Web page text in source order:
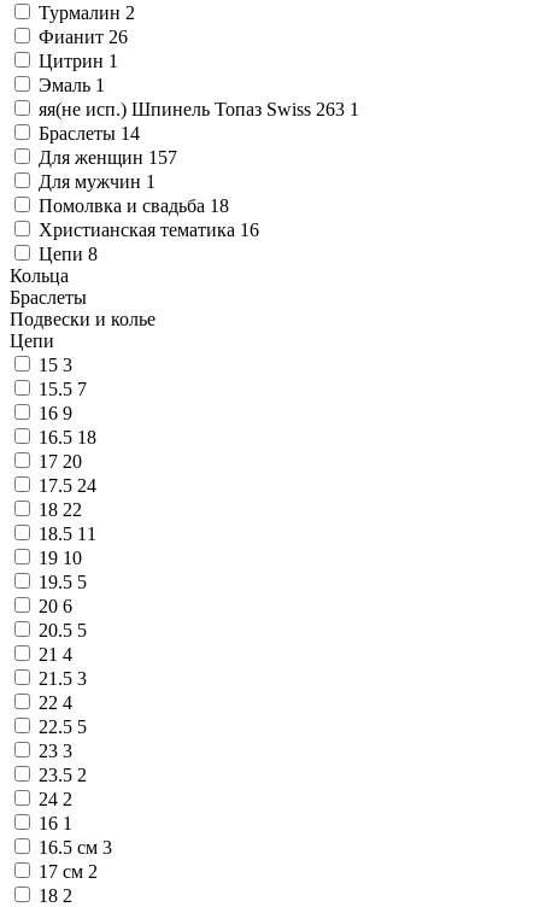
Турмалин 2
Фианит 26
Цитрин 1
Эмаль 1
яя(не исп.) Шпинель Топаз Swiss 263 1
Браслеты 14
Для женщин 157
Для мужчин 1
Помолвка и свадьба 18
Христианская тематика 16
Цепи 8
Кольца
Браслеты
Подвески и колье
Цепи
15 3
15.5 7
16 9
16.5 18
17 20
17.5 24
18 22
18.5 11
19 10
19.5 5
20 6
20.5 5
21 4
21.5 3
22 4
22.5 5
23 3
23.5 2
24 2
16 1
16.5 см 3
17 см 2
18 2